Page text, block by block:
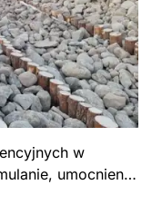
w
umocnienie